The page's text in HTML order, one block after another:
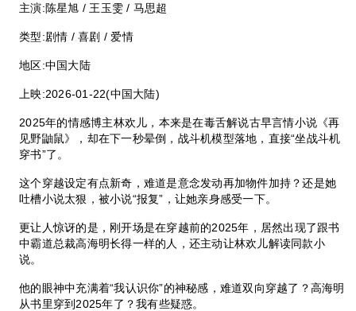
主演:陈星旭 / 王玉雯 / 马思超
类型:剧情 / 喜剧 / 爱情
地区:中国大陆
上映:2026-01-22(中国大陆)
2025年的情感博主林欢儿，本来是在毒舌解说古早言情小说《再
见野鼬鼠》，却在下一秒晕倒，战斗机模型落地，直接“坐战斗机
穿书”了。
这个穿越设定有点新奇，难道是意念发动再加物件加持？还是她
吐槽小说太狠，被小说“报复”，让她亲身感受一下。
更让人惊讶的是，刚开场是在穿越前的2025年，居然出现了跟书
中霸道总裁高海明长得一样的人，还主动让林欢儿解读同款小
说。
他的眼神中充满着“我认识你”的神秘感，难道双向穿越了？高海明
从书里穿到2025年了？我有些疑惑。